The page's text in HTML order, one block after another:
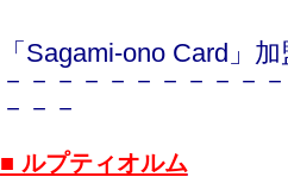
「Sagami-ono Card」
－－－－－－－－－－
－－－
■ ルプティオルム